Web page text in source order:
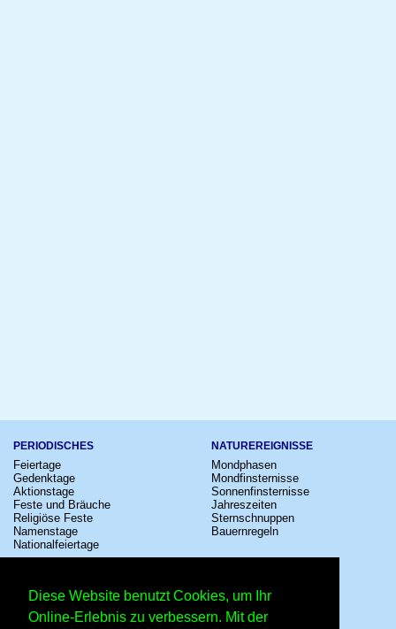
Diese Website benutzt Cookies, um Ihr
Online-Erlebnis zu verbessern. Mit der
PERIODISCHES
Feiertage
Gedenktage
Aktionstage
Feste und Bräuche
Religiöse Feste
Namenstage
Nationalfeiertage
NATUREREIGNISSE
Mondphasen
Mondfinsternisse
Sonnenfinsternisse
Jahreszeiten
Sternschnuppen
Bauernregeln
Kinostarts
Festivals
Sternzeichen
Schalttage